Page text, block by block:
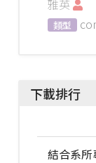
雅英
類型
下載排行
結合系